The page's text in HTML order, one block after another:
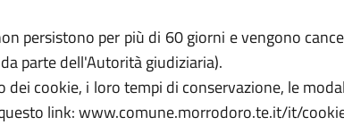
persistono per più di 60 giorni e vengono
parte dell'Autorità giudiziaria).
dei cookie, i loro tempi di conservazione, le
link: www.comune.morrodoro.te.it/it/